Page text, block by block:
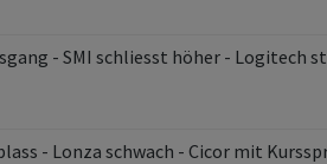
- SMI schliesst höher - Logitech
- Lonza schwach - Cicor mit